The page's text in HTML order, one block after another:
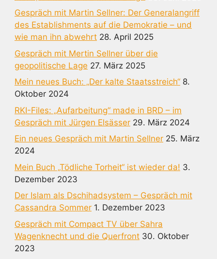
Gespräch mit Martin Sellner: Der Generalangriff
des Establishments auf die Demokratie – und
wie man ihn abwehrt 28. April 2025
Gespräch mit Mertin Sellner über die
geopolitische Lage 27. März 2025
Mein neues Buch: „Der kalte Staatsstreich“ 8.
Oktober 2024
RKI-Files: „Aufarbeitung“ made in BRD – im
Gespräch mit Jürgen Elsässer 29. März 2024
Ein neues Gespräch mit Martin Sellner 25. März
2024
Mein Buch „Tödliche Torheit“ ist wieder da! 3.
Dezember 2023
Der Islam als Dschihadsystem – Gespräch mit
Cassandra Sommer 1. Dezember 2023
Gespräch mit Compact TV über Sahra
Wagenknecht und die Querfront 30. Oktober
2023